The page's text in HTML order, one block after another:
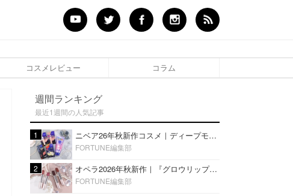
コスメレビュー コラム
週間ランキング
最近1週間の人気記事
1 ニベア26年秋新作コスメ｜ディープモイスチャーリップの美容液タイプや2in1ボディクリームスクラブも
FORTUNE編集部
2 オペラ2026年秋新作｜『グロウリップティント』の新色・限定色はローズジャムカラー♡全4色をレビュー
FORTUNE編集部